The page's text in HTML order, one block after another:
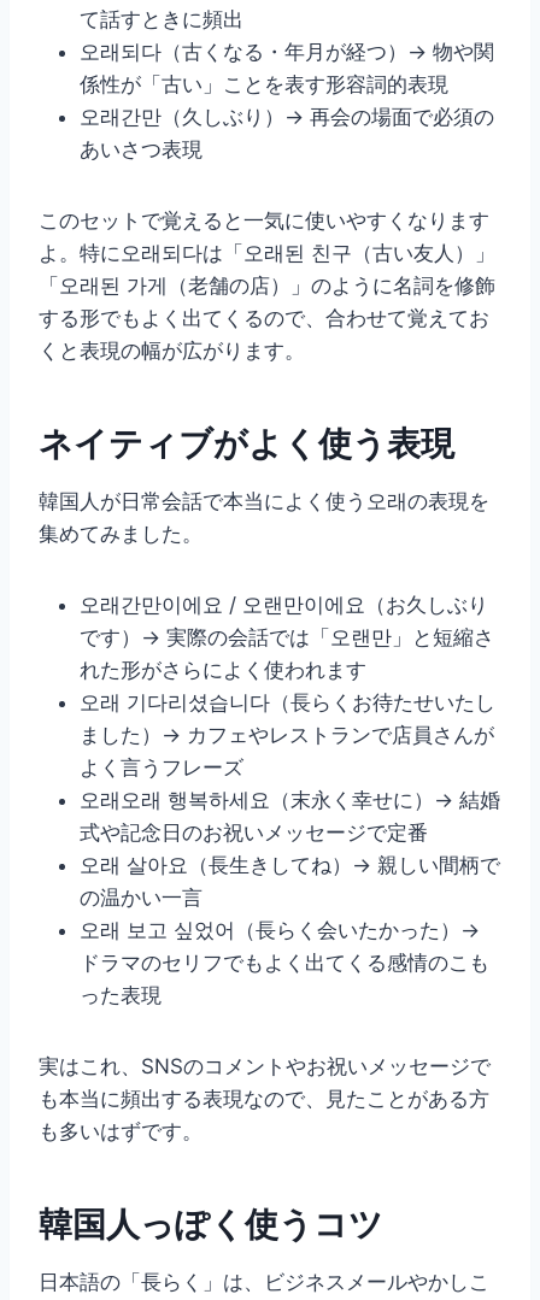
て話すときに頻出
오래되다（古くなる・年月が経つ）→ 物や関
係性が「古い」ことを表す形容詞的表現
오래간만（久しぶり）→ 再会の場面で必須の
あいさつ表現
このセットで覚えると一気に使いやすくなります
よ。特に오래되다は「오래된 친구（古い友人）」
「오래된 가게（老舗の店）」のように名詞を修飾
する形でもよく出てくるので、合わせて覚えてお
くと表現の幅が広がります。
ネイティブがよく使う表現
韓国人が日常会話で本当によく使う오래の表現を
集めてみました。
오래간만이에요 / 오랜만이에요（お久しぶり
です）→ 実際の会話では「오랜만」と短縮さ
れた形がさらによく使われます
오래 기다리셨습니다（長らくお待たせいたし
ました）→ カフェやレストランで店員さんが
よく言うフレーズ
오래오래 행복하세요（末永く幸せに）→ 結婚
式や記念日のお祝いメッセージで定番
오래 살아요（長生きしてね）→ 親しい間柄で
の温かい一言
오래 보고 싶었어（長らく会いたかった）→
ドラマのセリフでもよく出てくる感情のこも
った表現
実はこれ、SNSのコメントやお祝いメッセージで
も本当に頻出する表現なので、見たことがある方
も多いはずです。
韓国人っぽく使うコツ
日本語の「長らく」は、ビジネスメールやかしこ